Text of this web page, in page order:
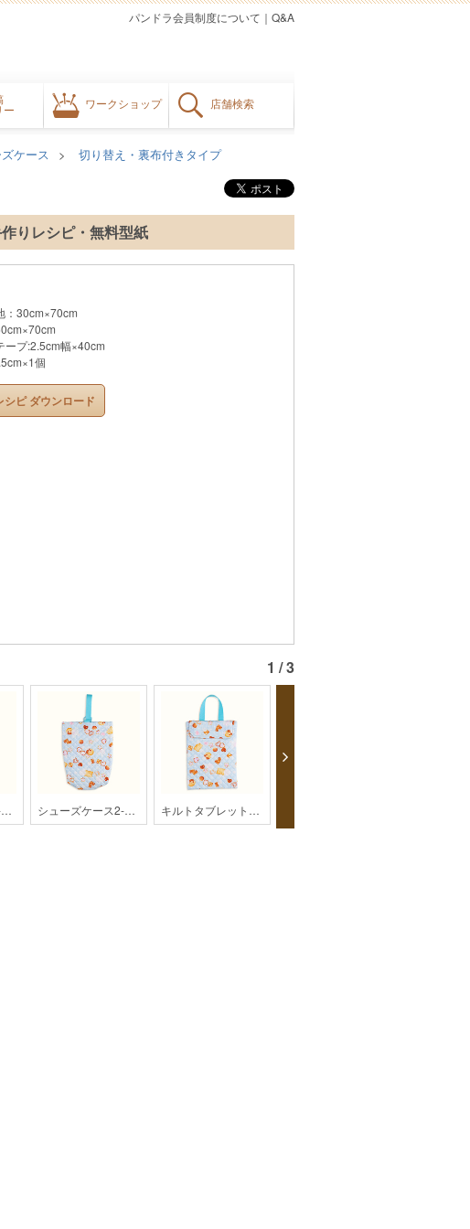
ー
ワークショップ 店舗検索
Q&A
｜
パンドラ会員制度について
ケース
切り替え・裏布付きタイプ
りレシピ・無料型紙
：30cm×70cm
ープ:2.5cm幅×40cm
個
シピ ダウンロード
1 / 3
シューズケース2-1【2022入園入学】【kippis】 シューズケース2-1【2022入園入学】【kippis】 キルトタブレットケース 5-1【2022入園入学】